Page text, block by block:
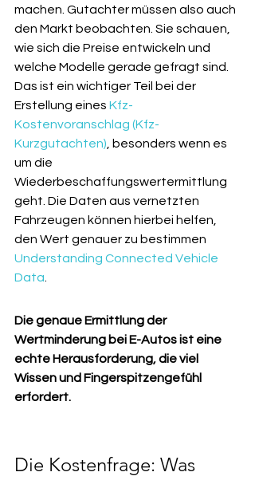
machen. Gutachter müssen also auch
den Markt beobachten. Sie schauen,
wie sich die Preise entwickeln und
welche Modelle gerade gefragt sind.
Das ist ein wichtiger Teil bei der
Erstellung eines Kfz-
Kostenvoranschlag (Kfz-
Kurzgutachten) , besonders wenn es
um die
Wiederbeschaffungswertermittlung
geht. Die Daten aus vernetzten
Fahrzeugen können hierbei helfen,
den Wert genauer zu bestimmen
Understanding Connected Vehicle
Data
Die genaue Ermittlung der
Wertminderung bei E-Autos ist eine
echte Herausforderung, die viel
Wissen und Fingerspitzengefühl
erfordert.
Die Kostenfrage: Was